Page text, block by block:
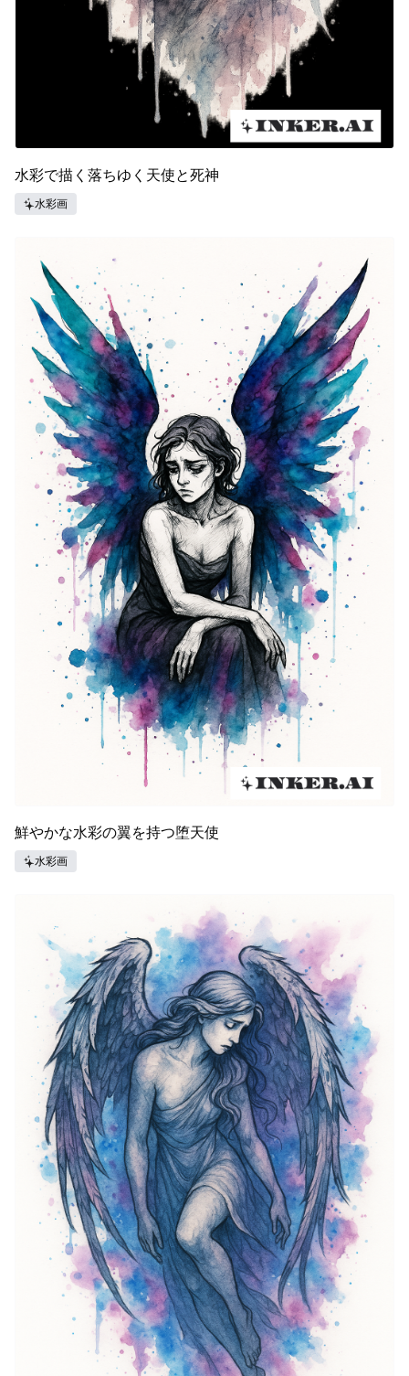
水彩で描く落ちゆく天使と死神
水彩画
鮮やかな水彩の翼を持つ堕天使
水彩画